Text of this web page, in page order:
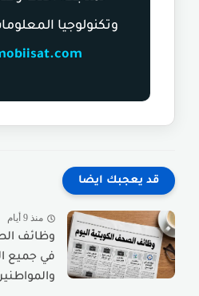
وتكنولوجيا
قد يعجبك ايضا
منذ 9 أيام
في جميع